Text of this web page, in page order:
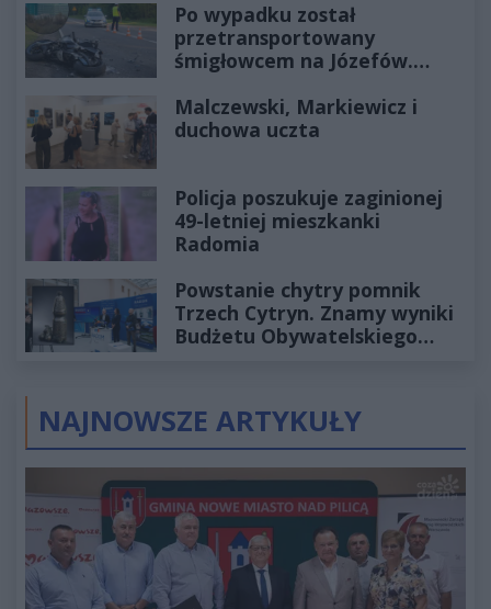
Po wypadku został
przetransportowany
śmigłowcem na Józefów.
Malczewski, Markiewicz i
duchowa uczta
Policja poszukuje zaginionej
49-letniej mieszkanki
Radomia
Powstanie chytry pomnik
Trzech Cytryn. Znamy wyniki
Budżetu Obywatelskiego
NAJNOWSZE ARTYKUŁY